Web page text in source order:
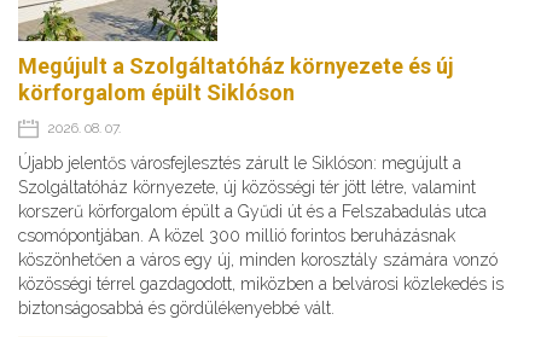
Megújult a Szolgáltatóház környezete és új
körforgalom épült Siklóson
2026. 08. 07.
Újabb jelentős városfejlesztés zárult le Siklóson: megújult a
Szolgáltatóház környezete, új közösségi tér jött létre, valamint
korszerű körforgalom épült a Gyűdi út és a Felszabadulás utca
csomópontjában. A közel 300 millió forintos beruházásnak
köszönhetően a város egy új, minden korosztály számára vonzó
közösségi térrel gazdagodott, miközben a belvárosi közlekedés is
biztonságosabbá és gördülékenyebbé vált.